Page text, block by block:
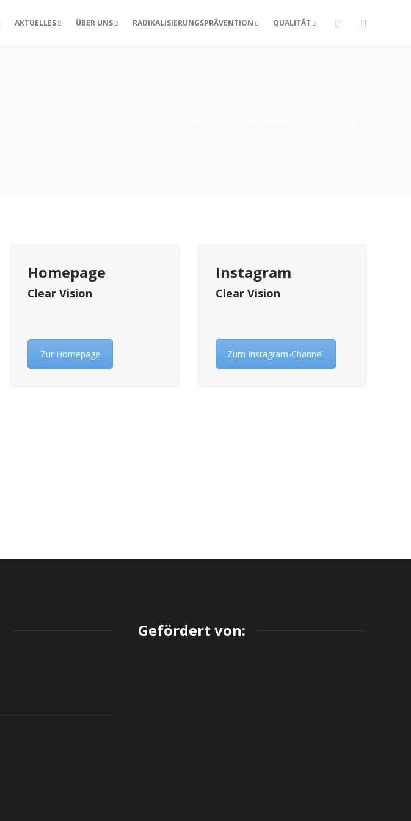
AKTUELLES ÜBER UNS RADIKALISIERUNGSPRÄVENTION QUALITÄT
Homepage
Clear Vision
Zur Homepage
Instagram
Clear Vision
Zum Instagram-Channel
Gefördert von: